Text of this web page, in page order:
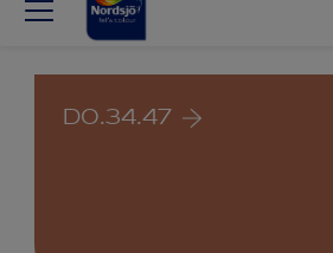
D0.34.47